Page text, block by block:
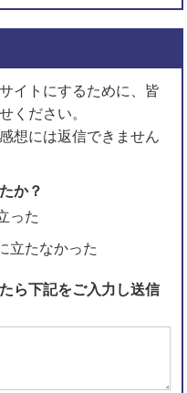
イトにするために、皆
ください。
想には返信できません
か？
った
立たなかった
ら下記をご入力し送信